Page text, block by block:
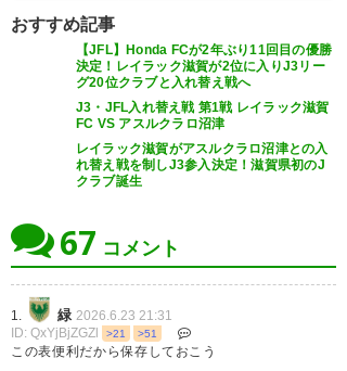
おすすめ記事
【JFL】Honda FCが2年ぶり11回目の優勝
決定！レイラック滋賀が2位に入りJ3リー
グ20位クラブと入れ替え戦へ
J3・JFL入れ替え戦 第1戦 レイラック滋賀
FC VS アスルクラロ沼津
レイラック滋賀がアスルクラロ沼津との入
れ替え戦を制しJ3参入決定！滋賀県初のJ
クラブ誕生
67 コメント
1. 緑 2026.6.23 21:31
ID: QxYjBjZGZl
>21 >51
この表便利だから保存しておこう